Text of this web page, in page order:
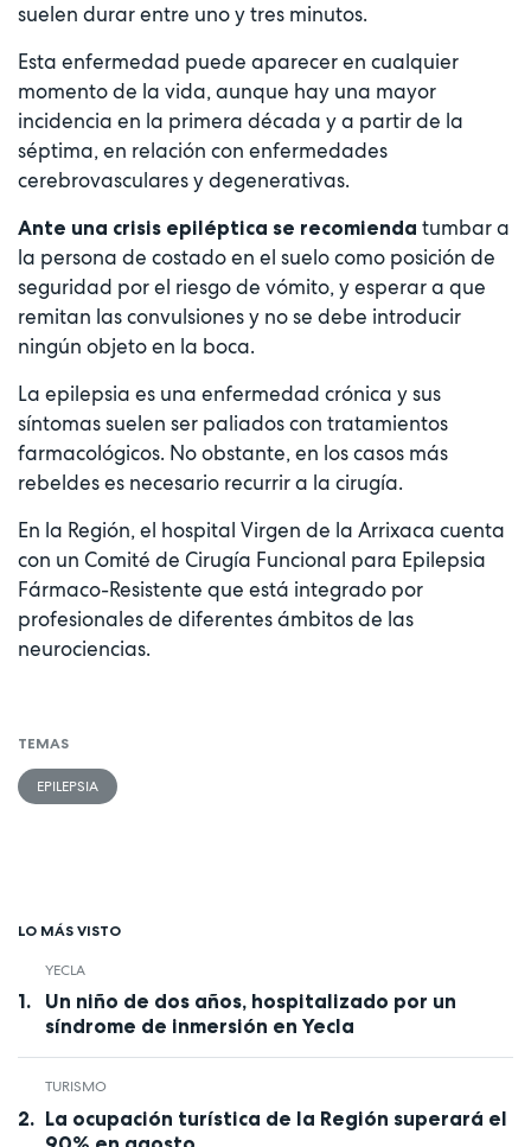
suelen durar entre uno y tres minutos.
Esta enfermedad puede aparecer en cualquier
momento de la vida, aunque hay una mayor
incidencia en la primera década y a partir de la
séptima, en relación con enfermedades
cerebrovasculares y degenerativas.
Ante una crisis epiléptica se recomienda tumbar a
la persona de costado en el suelo como posición de
seguridad por el riesgo de vómito, y esperar a que
remitan las convulsiones y no se debe introducir
ningún objeto en la boca.
La epilepsia es una enfermedad crónica y sus
síntomas suelen ser paliados con tratamientos
farmacológicos. No obstante, en los casos más
rebeldes es necesario recurrir a la cirugía.
En la Región, el hospital Virgen de la Arrixaca cuenta
con un Comité de Cirugía Funcional para Epilepsia
Fármaco-Resistente que está integrado por
profesionales de diferentes ámbitos de las
neurociencias.
TEMAS
EPILEPSIA
LO MÁS VISTO
YECLA
Un niño de dos años, hospitalizado por un
síndrome de inmersión en Yecla
TURISMO
La ocupación turística de la Región superará el